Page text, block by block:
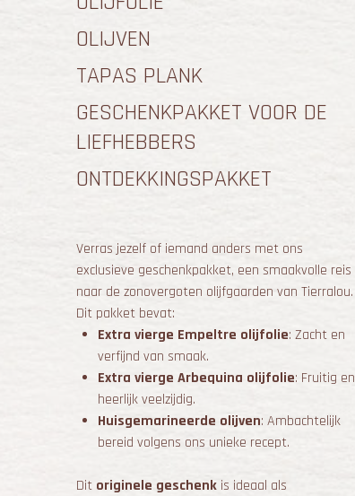
OLIJVEN
TAPAS PLANK
GESCHENKPAKKET VOOR DE
LIEFHEBBERS
ONTDEKKINGSPAKKET
Verras jezelf of iemand anders met ons
exclusieve geschenkpakket, een smaakvolle reis
naar de zonovergoten olijfgaarden van Tierralou.
Dit pakket bevat:
Extra vierge Empeltre olijfolie: Zacht en
verfijnd van smaak.
Extra vierge Arbequina olijfolie: Fruitig en
heerlijk veelzijdig.
Huisgemarineerde olijven: Ambachtelijk
bereid volgens ons unieke recept.
Dit originele geschenk is ideaal als